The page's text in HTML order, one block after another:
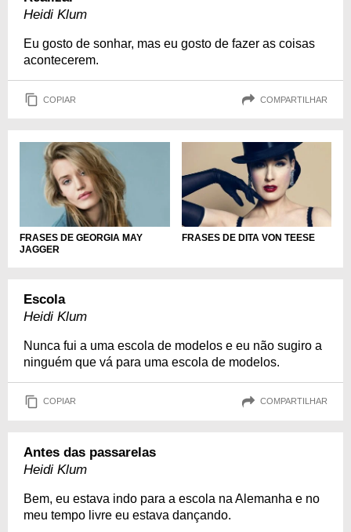
Heidi Klum
Eu gosto de sonhar, mas eu gosto de fazer as coisas
acontecerem.
COPIAR COMPARTILHAR
FRASES DE GEORGIA MAY
JAGGER
FRASES DE DITA VON TEESE
Escola
Heidi Klum
Nunca fui a uma escola de modelos e eu não sugiro a
ninguém que vá para uma escola de modelos.
COPIAR COMPARTILHAR
Antes das passarelas
Heidi Klum
Bem, eu estava indo para a escola na Alemanha e no
meu tempo livre eu estava dançando.